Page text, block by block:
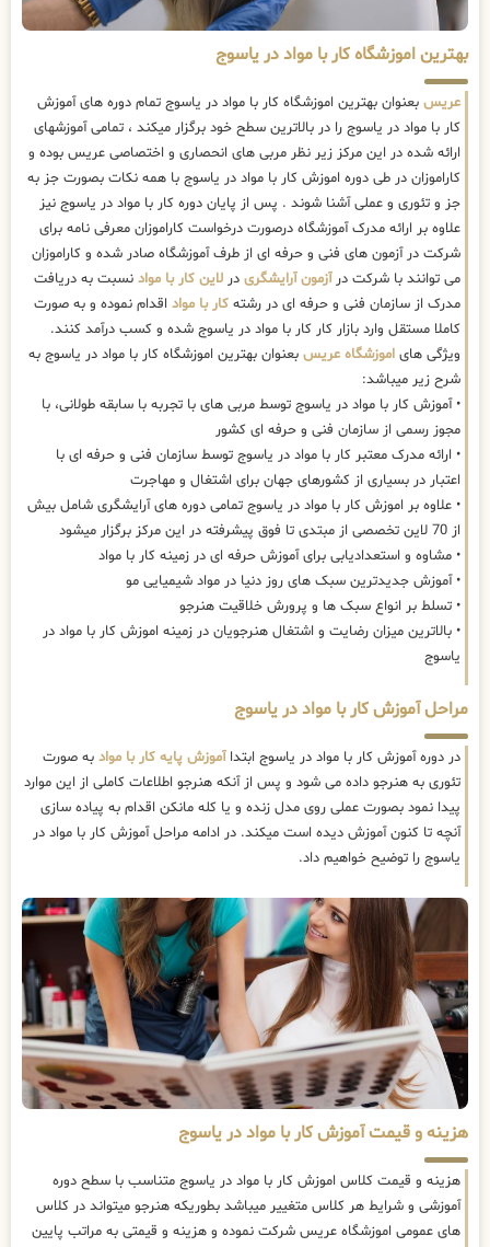
بهترین اموزشگاه کار با مواد در یاسوج
عریس بعنوان بهترین اموزشگاه کار با مواد در یاسوج تمام دوره های آموزش
کار با مواد در یاسوج را در بالاترین سطح خود برگزار میکند ، تمامی آموزشهای
ارائه شده در این مرکز زیر نظر مربی های انحصاری و اختصاصی عریس بوده و
کاراموزان در طی دوره اموزش کار با مواد در یاسوج با همه نکات بصورت جز به
جز و تئوری و عملی آشنا شوند . پس از پایان دوره کار با مواد در یاسوج نیز
علاوه بر ارائه مدرک آموزشگاه درصورت درخواست کاراموزان معرفی نامه برای
شرکت در آزمون های فنی و حرفه ای از طرف آموزشگاه صادر شده و کاراموزان
می توانند با شرکت درآزمون آرایشگری در لاین کار با مواد نسبت به دریافت
مدرک از سازمان فنی و حرفه ای در رشته کار با مواد اقدام نموده و به صورت
کاملا مستقل وارد بازار کار کار با مواد در یاسوج شده و کسب درآمد کنند.
ویژگی های اموزشگاه عریس بعنوان بهترین اموزشگاه کار با مواد در یاسوج به
شرح زیر میباشد:
• آموزش کار با مواد در یاسوج توسط مربی های با تجربه با سابقه طولانی، با
مجوز رسمی از سازمان فنی و حرفه ای کشور
• ارائه مدرک معتبر کار با مواد در یاسوج توسط سازمان فنی و حرفه ای با
اعتبار در بسیاری از کشورهای جهان برای اشتغال و مهاجرت
• علاوه بر اموزش کار با مواد در یاسوج تمامی دوره های آرایشگری شامل بیش
از 70 لاین تخصصی از مبتدی تا فوق پیشرفته در این مرکز برگزار میشود
• مشاوه و استعدادیابی برای آموزش حرفه ای در زمینه کار با مواد
• آموزش جدیدترین سبک های روز دنیا در مواد شیمیایی مو
• تسلط بر انواع سبک ها و پرورش خلاقیت هنرجو
• بالاترین میزان رضایت و اشتغال هنرجویان در زمینه اموزش کار با مواد در
یاسوج
مراحل آموزش کار با مواد در یاسوج
در دوره آموزش کار با مواد در یاسوج ابتداآموزش پایه کار با مواد به صورت
تئوری به هنرجو داده می شود و پس از آنکه هنرجو اطلاعات کاملی از این موارد
پیدا نمود بصورت عملی روی مدل زنده و یا کله مانکن اقدام به پیاده سازی
آنچه تا کنون آموزش دیده است میکند. در ادامه مراحل آموزش کار با مواد در
یاسوج را توضیح خواهیم داد.
هزینه و قیمت آموزش کار با مواد در یاسوج
هزینه و قیمت کلاس اموزش کار با مواد در یاسوج متناسب با سطح دوره
آموزشی و شرایط هر کلاس متغییر میباشد بطوریکه هنرجو میتواند در کلاس
های عمومی اموزشگاه عریس شرکت نموده و هزینه و قیمتی به مراتب پایین